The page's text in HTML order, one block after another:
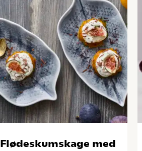
Flødeskumskage med